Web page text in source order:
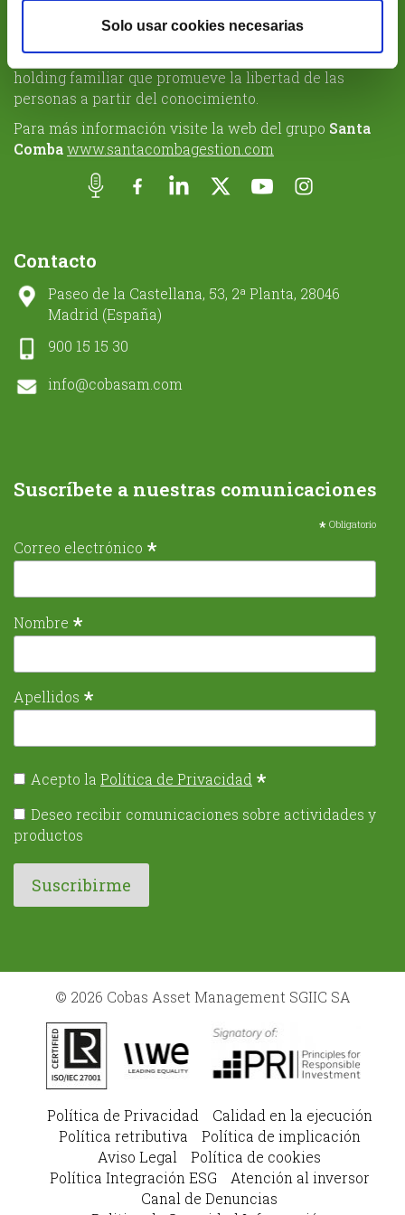
Solo usar cookies necesarias
Sobre Cobas Asset Management SGIIC
Es parte deSanta Comba Gestión SL,un proyecto de
holding familiar que promueve la libertad de las
personas a partir del conocimiento.
Para más información visite la web del grupo Santa
Combawww.santacombagestion.com
Contacto
Paseo de la Castellana, 53, 2ª Planta, 28046
Madrid (España)
900 15 15 30
info@cobasam.com
Suscríbete a nuestras comunicaciones
* Obligatorio
Correo electrónico *
Nombre *
Apellidos *
Acepto la Política de Privacidad *
Deseo recibir comunicaciones sobre actividades y
productos
© 2026 Cobas Asset Management SGIIC SA
Política de Privacidad
Calidad en la ejecución
Política retributiva
Política de implicación
Aviso Legal
Política de cookies
Política Integración ESG
Atención al inversor
Canal de Denuncias